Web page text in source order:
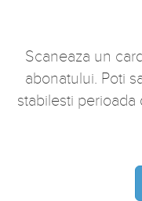
Scaneaza un
abonatului. Poti
stabilesti perioada